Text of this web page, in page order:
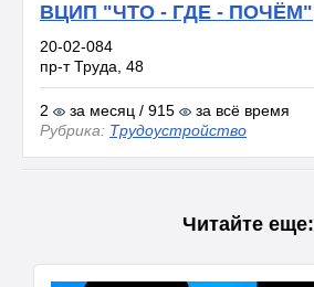
ВЦИП "ЧТО - ГДЕ - ПОЧЁМ"
20-02-084
пр-т Труда, 48
2 за месяц / 915
за всё время
Рубрика: Трудоустройство
Читайте еще: